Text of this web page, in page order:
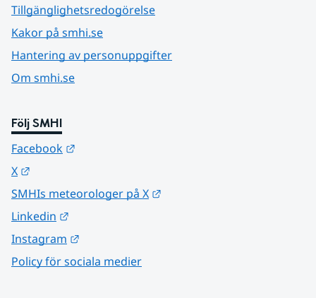
Tillgänglighetsredogörelse
Kakor på smhi.se
Hantering av personuppgifter
Om smhi.se
Följ SMHI
Facebook
X
SMHIs meteorologer på X
Linkedin
Instagram
Policy för sociala medier